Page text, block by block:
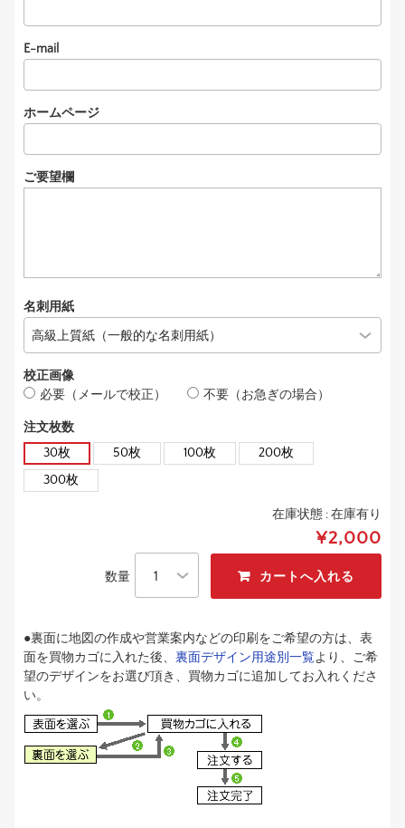
E-mail
ホームページ
ご要望欄
名刺用紙
校正画像
必要（メールで校正）
不要（お急ぎの場合）
注文枚数
30枚
50枚 100枚
200枚
300枚
在庫状態 :在庫有り
¥2,000
数量
●裏面に地図の作成や営業案内などの印刷をご希望の方は、表
面を買物カゴに入れた後、 裏面デザイン用途別一覧より、ご希
望のデザインをお選び頂き、買物カゴに追加してお入れくださ
い。